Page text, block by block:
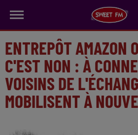
ENTREPÔT AMAZON
C'EST NON : À
VOISINS DE
MOBILISENT À